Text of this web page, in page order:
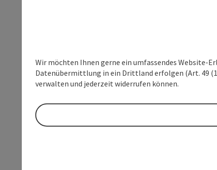
Wir möchten Ihnen gerne ein umfassendes Website-
Datenübermittlung in ein Drittland erfolgen (Art. 49
verwalten und jederzeit widerrufen können.